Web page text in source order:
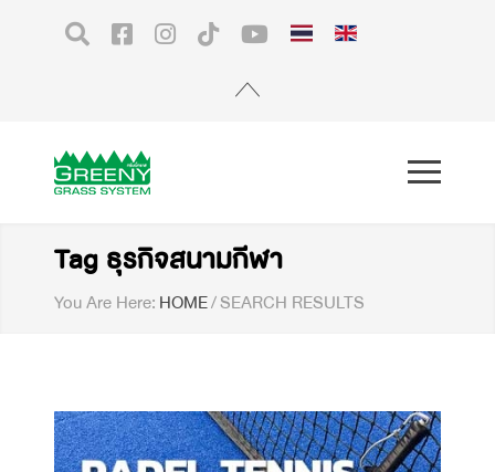
Tag ธุรกิจสนามกีฬา
You Are Here: HOME/SEARCH RESULTS